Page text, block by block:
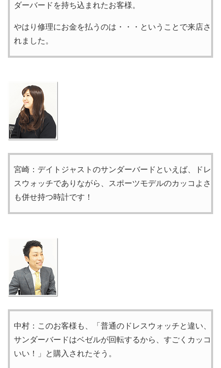
ダーバードを持ち込まれたお客様。
やはり修理にお金を払うのは・・・ということで来店さ
れました。
宮崎：デイトジャストのサンダーバードといえば、ドレ
スウォッチでありながら、スポーツモデルのカッコよさ
も併せ持つ時計です！
中村：このお客様も、「普通のドレスウォッチと違い、
サンダーバードはベゼルが回転するから、すごくカッコ
いい！」と購入されたそう。